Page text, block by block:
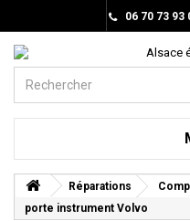
06 70 73 93
Réparations
porte instrument Volvo